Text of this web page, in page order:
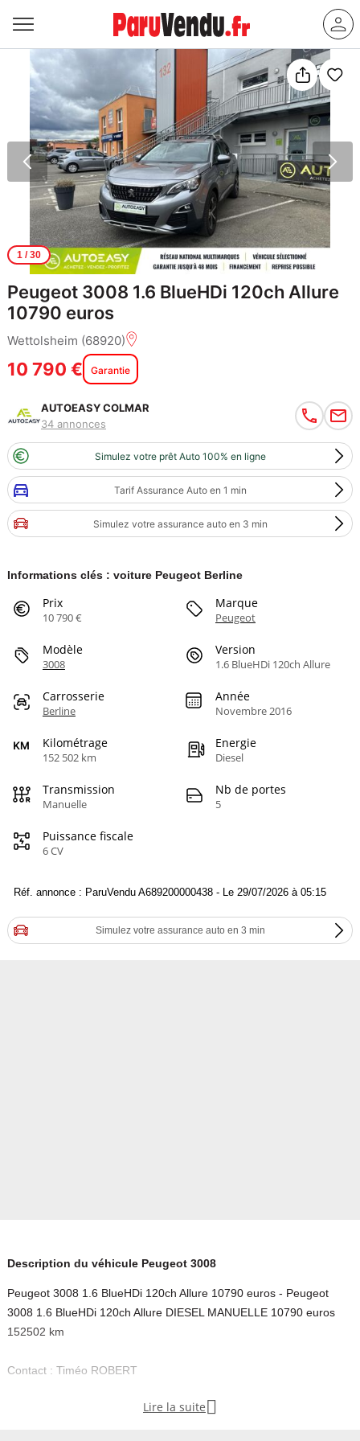
1/ 30
Peugeot 3008 1.6 BlueHDi 120ch Allure
10790 euros
Wettolsheim (68920)
10 790 € Garantie
AUTOEASY COLMAR
34 annonces
Simulez votre prêt Auto 100% en ligne
Tarif Assurance Auto en 1 min
Simulez votre assurance auto en 3 min
Informations clés : voiture Peugeot Berline
Prix
10 790 €
Marque
Peugeot
Modèle
3008
Version
1.6 BlueHDi 120ch Allure
Carrosserie
Berline
Année
Novembre 2016
Kilométrage
152 502 km
Energie
Diesel
Transmission
Manuelle
Nb de portes
5
Puissance fiscale
6 CV
Réf. annonce : ParuVendu A689200000438 - Le 29/07/2026 à 05:15
Simulez votre assurance auto en 3 min
Description du véhicule Peugeot 3008
Peugeot 3008 1.6 BlueHDi 120ch Allure 10790 euros - Peugeot
3008 1.6 BlueHDi 120ch Allure DIESEL MANUELLE 10790 euros
152502 km
Contact : Timéo ROBERT
Lire la suite 